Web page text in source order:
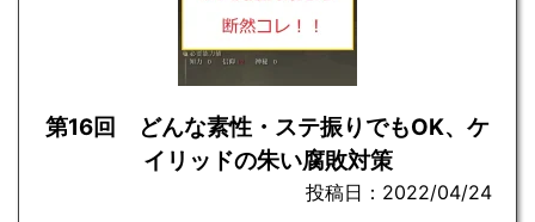
第16回 どんな素性・ステ振りでもOK、ケ
イリッドの朱い腐敗対策
投稿日：2022/04/24